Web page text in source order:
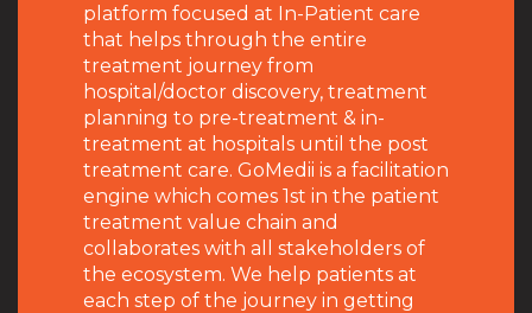
platform focused at In-Patient care
that helps through the entire
treatment journey from
hospital/doctor discovery, treatment
planning to pre-treatment & in-
treatment at hospitals until the post
treatment care. GoMedii is a facilitation
engine which comes 1st in the patient
treatment value chain and
collaborates with all stakeholders of
the ecosystem. We help patients at
each step of the journey in getting